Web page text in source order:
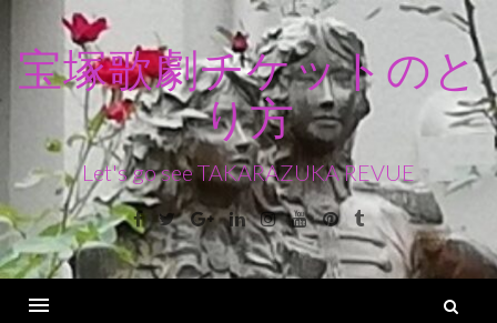
ン
ス
キ
ッ
宝塚歌劇チケットのと
り方
Let's go see TAKARAZUKA REVUE
Facebook
TwitterGoogle+LinkedinInstagram
YoutubePinterest
Tumblr